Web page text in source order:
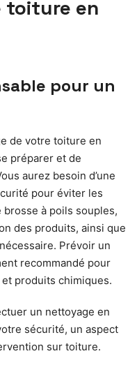
toiture en
pour un
de votre toiture en
préparer et de
aurez besoin d’une
pour éviter les
brosse à poils souples,
des produits, ainsi que
Prévoir un
recommandé pour
produits chimiques.
un nettoyage en
sécurité, un aspect
sur toiture.